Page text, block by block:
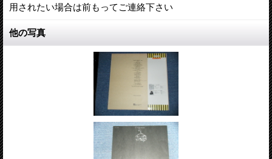
用されたい場合は前もってご連絡下さい
他の写真